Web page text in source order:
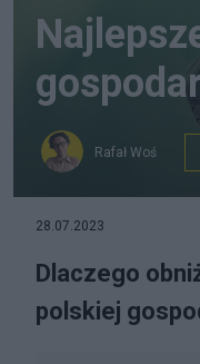
Rafał Woś
28.07.2023
Dlaczego
polskiej